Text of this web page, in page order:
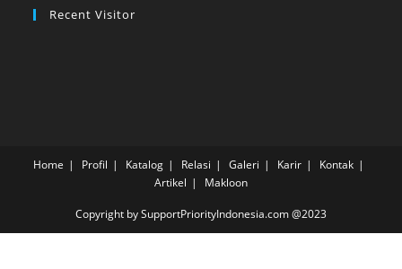
Recent Visitor
Home Profil Katalog Relasi Galeri Karir
Kontak
Artikel
Makloon
Copyright by SupportPriorityIndonesia.com @2023